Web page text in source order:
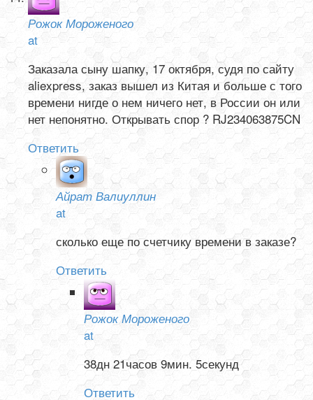
Рожок Мороженого
at
Заказала сыну шапку, 17 октября, судя по сайту
aliexpress, заказ вышел из Китая и больше с того
времени нигде о нем ничего нет, в России он или
нет непонятно. Открывать спор ? RJ234063875CN
Ответить
Айрат Валиуллин
at
сколько еще по счетчику времени в заказе?
Ответить
Рожок Мороженого
at
38дн 21часов 9мин. 5секунд
Ответить